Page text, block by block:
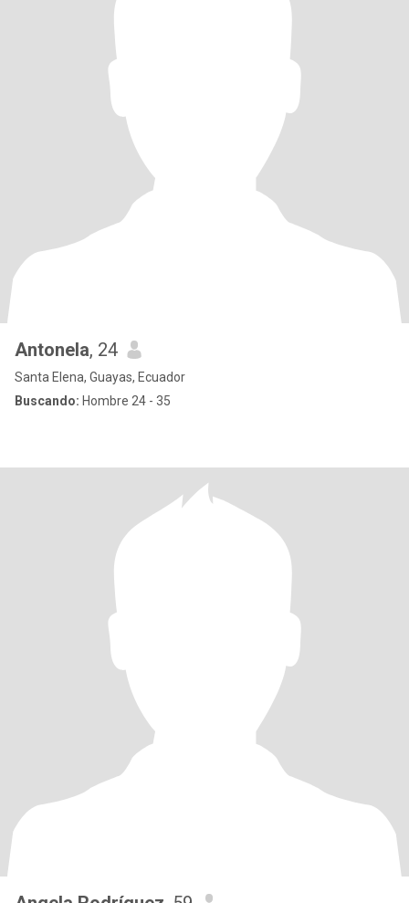
Antonela, 24
Santa Elena, Guayas, Ecuador
Buscando: Hombre 24 - 35